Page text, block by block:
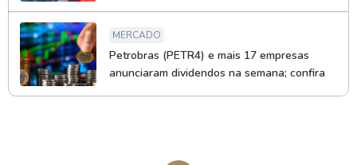
MERCADO
Petrobras (PETR4) e mais 17 empresas
anunciaram dividendos na semana; confira